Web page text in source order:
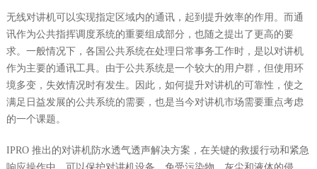
无线对讲机可以实现指定区域内的通讯，起到提升效率的作用。而通
讯作为公共指挥调度系统的重要组成部分，也随之提出了更高的要
求。一般情况下，各国公共系统在处理日常事务工作时，是以对讲机
作为主要的通讯工具。由于公共系统是一个较大的用户群，但使用环
境多变，失效情况时有发生。因此，如何提升对讲机的可靠性，使之
满足日益发展的公共系统的需要，也是当今对讲机市场需要重点考虑
的一个课题。
IPRO 推出的对讲机防水透气透声解决方案，在关键的救援行动和紧急